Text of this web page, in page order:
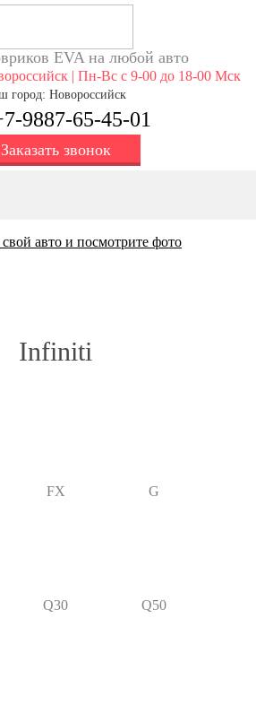
EVA ​на любой авто
| Пн-Вс с 9-00 до 18-00 Мск
город: Новороссийск
9887-65-45-01
Заказать звонок
авто и посмотрите фото
Infiniti
FX G
Q30 Q50